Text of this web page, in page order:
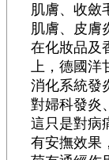
肌膚、收斂
肌膚、皮膚
在化妝品及
上，德國
消化系統發
對婦科發炎
這只是對病
有安撫效果